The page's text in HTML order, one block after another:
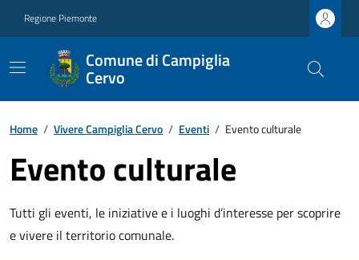
Regione Piemonte
Comune di Campiglia
Cervo
Home / Vivere Campiglia Cervo / Eventi / Evento culturale
Evento culturale
Tutti gli eventi, le iniziative e i luoghi d’interesse per scoprire
e vivere il territorio comunale.